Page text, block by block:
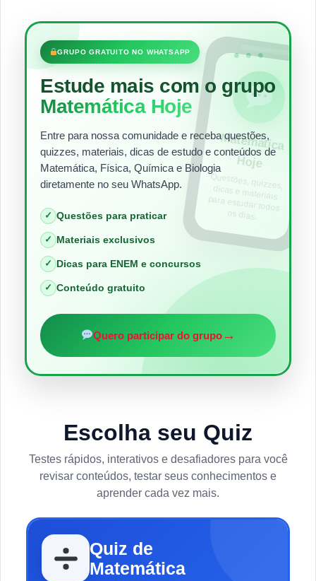
•••
GRUPO GRATUITO NO WHATSAPP
Estude mais com o grupo
Matemática Hoje
Entre para nossa comunidade e receba questões,
quizzes, materiais, dicas de estudo e conteúdos de
Matemática, Física, Química e Biologia
diretamente no seu WhatsApp.
✓ Questões para praticar
✓ Materiais exclusivos
✓ Dicas para ENEM e concursos
✓ Conteúdo gratuito
Quero participar do grupo→
Matem
ática
Hoje
Questões, quizzes,
dicas e materiais
para estudar todos
os dias.
Escolha seu Quiz
Testes rápidos, interativos e desafiadores para você
revisar conteúdos, testar seus conhecimentos e
aprender cada vez mais.
Quiz de
Matemática